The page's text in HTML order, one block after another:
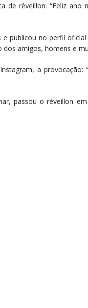
réveillon. “Feliz ano
publicou no perfil
amigos, homens e
a provocação:
passou o réveillon